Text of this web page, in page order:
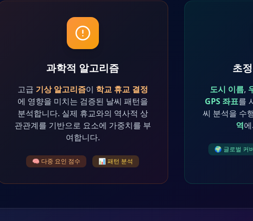
과학적 알고리즘
고급 기상 알고리즘이 학교 휴교 결정
에 영향을 미치는 검증된 날씨 패턴을
분석합니다. 실제 휴교와의 역사적 상
관관계를 기반으로 요소에 가중치를 부
여합니다.
🧠 다중 요인 점수 📊 패턴 분석
초
도시 이름,
GPS 좌표를
씨 분석을 수
역
🌍 글로벌 커